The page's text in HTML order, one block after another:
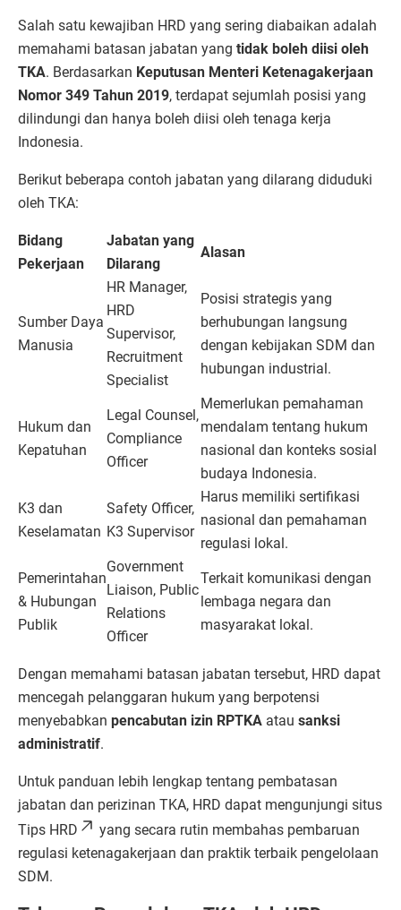
Salah satu kewajiban HRD yang sering diabaikan adalah
memahami batasan jabatan yang tidak boleh diisi oleh
TKA. Berdasarkan Keputusan Menteri Ketenagakerjaan
Nomor 349 Tahun 2019, terdapat sejumlah posisi yang
dilindungi dan hanya boleh diisi oleh tenaga kerja
Indonesia.
Berikut beberapa contoh jabatan yang dilarang diduduki
oleh TKA:
Bidang
Pekerjaan
Jabatan yang
Dilarang
Alasan
Sumber Daya
Manusia
HR Manager,
HRD
Supervisor,
Recruitment
Specialist
Posisi strategis yang
berhubungan langsung
dengan kebijakan SDM dan
hubungan industrial.
Hukum dan
Kepatuhan
Legal Counsel,
Compliance
Officer
Memerlukan pemahaman
mendalam tentang hukum
nasional dan konteks sosial
budaya Indonesia.
K3 dan
Keselamatan
Safety Officer,
K3 Supervisor
Harus memiliki sertifikasi
nasional dan pemahaman
regulasi lokal.
Pemerintahan
& Hubungan
Publik
Government
Liaison, Public
Relations
Officer
Terkait komunikasi dengan
lembaga negara dan
masyarakat lokal.
Dengan memahami batasan jabatan tersebut, HRD dapat
mencegah pelanggaran hukum yang berpotensi
menyebabkan pencabutan izin RPTKA atau sanksi
administratif.
Untuk panduan lebih lengkap tentang pembatasan
jabatan dan perizinan TKA, HRD dapat mengunjungi situs
Tips HRD
yang secara rutin membahas pembaruan
regulasi ketenagakerjaan dan praktik terbaik pengelolaan
SDM.